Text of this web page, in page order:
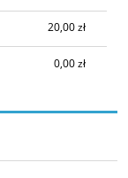
20,00 zł
0,00 zł